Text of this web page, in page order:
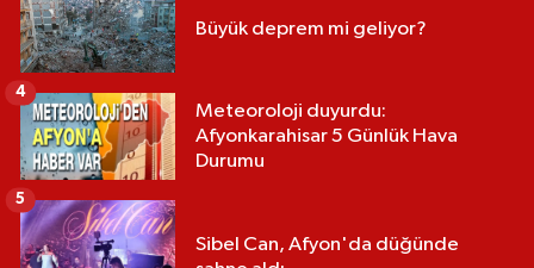
Büyük deprem mi geliyor?
Meteoroloji duyurdu:
Afyonkarahisar 5 Günlük Hava
Durumu
4
Sibel Can, Afyon'da düğünde
5